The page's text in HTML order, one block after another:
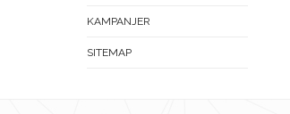
KAMPANJER
SITEMAP